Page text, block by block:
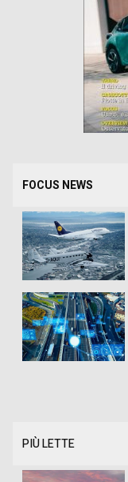
FOCUS NEWS
PIÙ LETTE